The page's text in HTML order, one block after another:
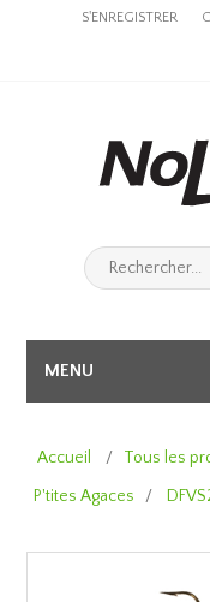
S'ENREGISTRER
MENU
Accueil / Tous les
P'tites Agaces
/